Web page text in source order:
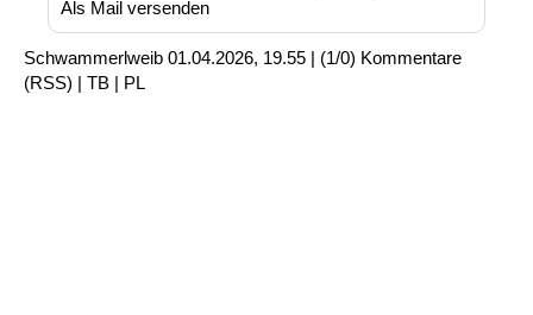
Als Mail versenden
Schwammerlweib 01.04.2026, 19.55 | (1/0) Kommentare
(RSS) | TB | PL